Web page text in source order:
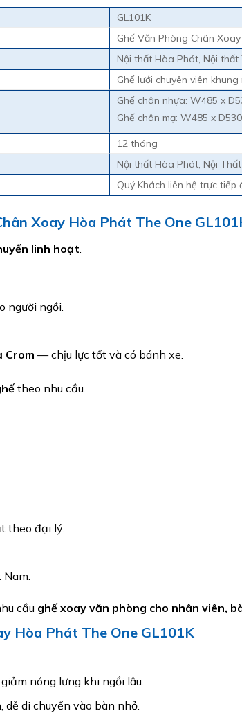
GL101K
Ghế Văn Phòng Chân
Nội thất Hòa Phát, Nội thất
Ghế lưới chuyên viên
Ghế chân nhựa: W485 x
Ghế chân mạ: W485 x
12 tháng
Nội thất Hòa Phát, Nội
Quý Khách liên hệ trực
Xoay Hòa Phát The One
linh hoạt.
người ngồi.
Crom — chịu lực tốt và có bánh xe.
theo nhu cầu.
theo đại lý.
cầu ghế xoay văn phòng cho nhân viên,
Hòa Phát The One GL101K
nóng lưng khi ngồi lâu.
di chuyển vào bàn nhỏ.